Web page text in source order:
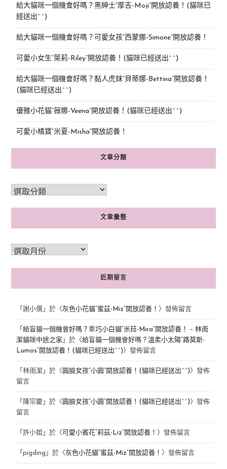
給大貓咪一個機會好嗎？黑紳士“摩吉-Moji”開放認養！(貓咪已
經送出^^)
給大貓咪一個機會好嗎？可愛女孩“西蒙娜-Simone“開放認養！
可愛小女生“萊莉-Riley”開放認養！(貓咪已經送出^^)
給大貓咪一個機會好嗎？黏人虎妹“貝蒂娜-Bettina”開放認養！
(貓咪已經送出^^)
優雅小花貓“薇娜-Veena”開放認養！(貓咪已經送出^^)
可愛小橘寶”米夏-Misha”開放認養！
文章分類
文章彙整
近期留言
「 謝小儒」於〈灰色小花貓“蜜茲-Miz”開放認養！ 〉發佈留言
「 給盲貓一個機會好嗎？乖巧小白貓“米菈-Mira”開放認養！ – 林雨
潔貓咪中途之家 」於〈給盲貓一個機會好嗎？溫柔小太陽“路莫斯-
Lumos”開放認養！(貓咪已經送出^^)〉發佈留言
「 林雨潔 」於〈 圓臉女孩“小圓”開放認養！(貓咪已經送出^^)〉發佈
留言
「 陳宗慶」於〈 圓臉女孩“小圓”開放認養！(貓咪已經送出^^)〉發佈
留言
「 許小姐 」於〈 可愛小賓花“莉茲-Liz”開放認養！ 〉發佈留言
「 pigding 」於〈灰色小花貓“蜜茲-Miz”開放認養！ 〉發佈留言